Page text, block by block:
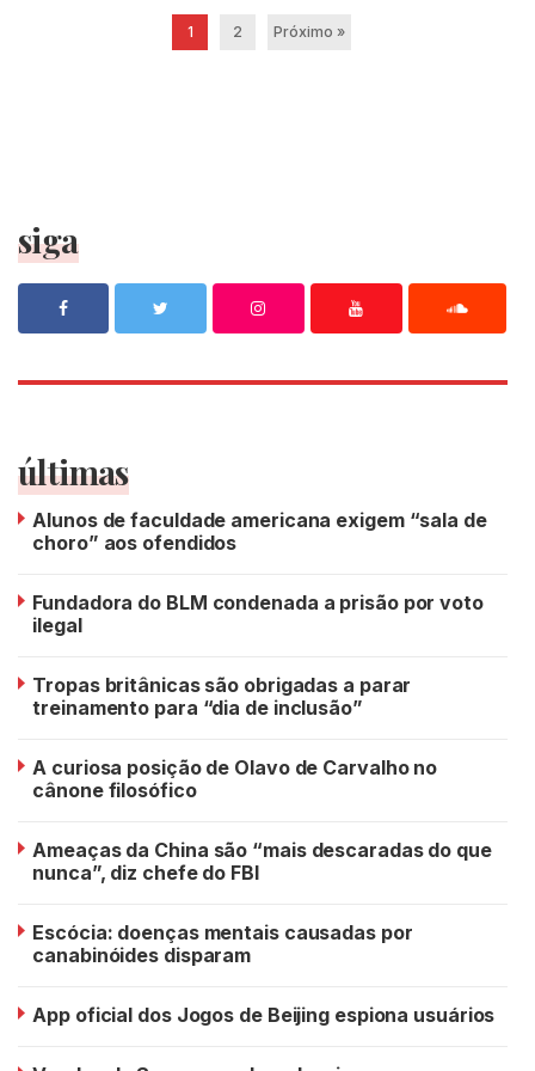
1 2 Próximo »
siga
últimas
Alunos de faculdade americana exigem “sala de
choro” aos ofendidos
Fundadora do BLM condenada a prisão por voto
ilegal
Tropas britânicas são obrigadas a parar
treinamento para “dia de inclusão”
A curiosa posição de Olavo de Carvalho no
cânone filosófico
Ameaças da China são “mais descaradas do que
nunca”, diz chefe do FBI
Escócia: doenças mentais causadas por
canabinóides disparam
App oficial dos Jogos de Beijing espiona usuários